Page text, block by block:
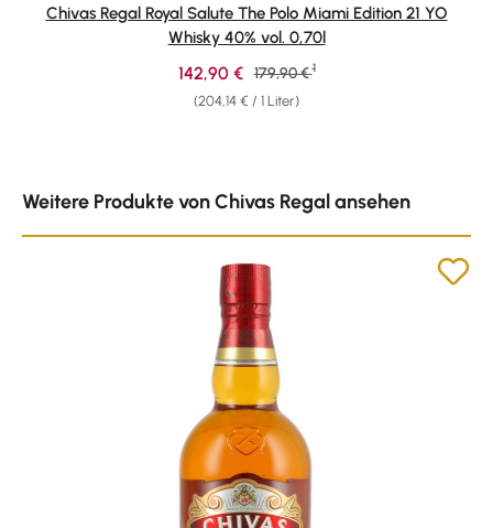
Chivas Regal Royal Salute The Polo Miami Edition 21 YO
Whisky 40% vol. 0,70l
(204,14 € / 1 Liter)
Verkaufspreis:
142,90 € Regulärer Preis:
179,90 € 1
Weitere Produkte von Chivas Regal ansehen